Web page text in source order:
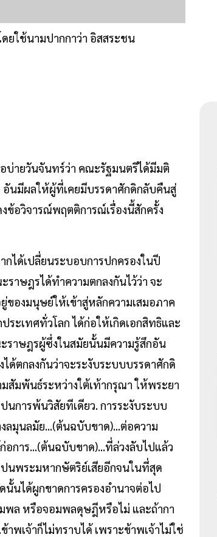
ยใช้นามปากกาว่า อิสสระชน
บ่ายวันจันทร์ว่า คณะรัฐมนตรีได้มีมติ
นมีผลให้ผู้ที่เคยมีบรรดาศักดิกลับคืนสู่
ข้อวิจารณ์พฤตติการณ์เรื่องนี้สักครั้ง
กได้เปลี่ยนระบอบการปกครองในปี
าษฎรได้ทำความตกลงกันไว้ว่า จะ
ของมนุษย์ให้เข้าสู่หลักความเสมอภาค
ะเทศทั่วโลก ได้ก่อให้เกิดเอกสิทธิและ
ราษฎรผู้ซึ่งในสมัยนั้นมีความรู้สึกอัน
ด้ตกลงกันว่าจะระงับระบบบรรดาศักดิ
สัมพันธ์ระหว่างใต้เท้ากรุณา ให้พระยา
การพ้นวิสัยทีเดียว. การระงับระบบ
ลมุนลมัย...(ต้นฉบับขาด)...ต่อความ
การ...(ต้นฉบับขาด)...ที่ล่วงลับไปแล้ว
นพระมหากษัตริย์เสียอีกจนในที่สุด
นได้ผูกขาดการครองอำนาจต่อไป
ล หรือจอมพลดุษฎีหรือไม่ และถ้ากา
พเจ้าก็ไม่ทราบได้ เพราะข้าพเจ้าไม่ใช่